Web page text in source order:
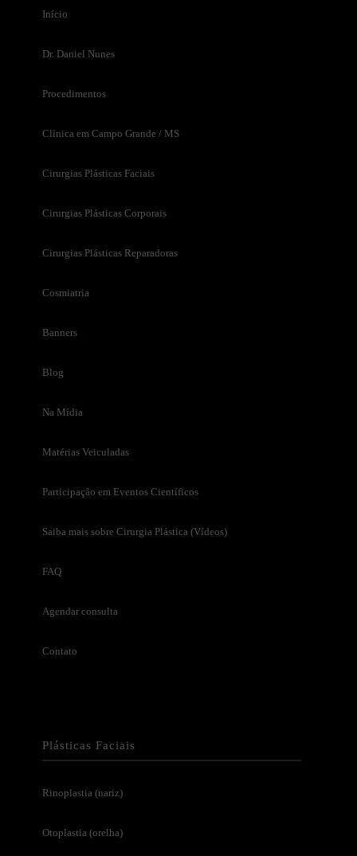
Início
Dr. Daniel Nunes
Procedimentos
Clínica em Campo Grande / MS
Cirurgias Plásticas Faciais
Cirurgias Plásticas Corporais
Cirurgias Plásticas Reparadoras
Cosmiatria
Banners
Blog
Na Mídia
Matérias Veiculadas
Participação em Eventos Científicos
Saiba mais sobre Cirurgia Plástica (Vídeos)
FAQ
Agendar consulta
Contato
Plásticas Faciais
Rinoplastia (nariz)
Otoplastia (orelha)